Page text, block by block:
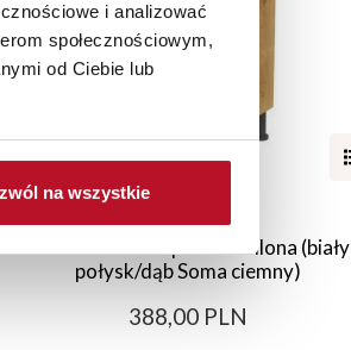
i analizować
społecznościowym,
od Ciebie lub
na wszystkie
Szafka 30 dolna prawa Bellona (biały
połysk/dąb Soma ciemny)
388,00 PLN